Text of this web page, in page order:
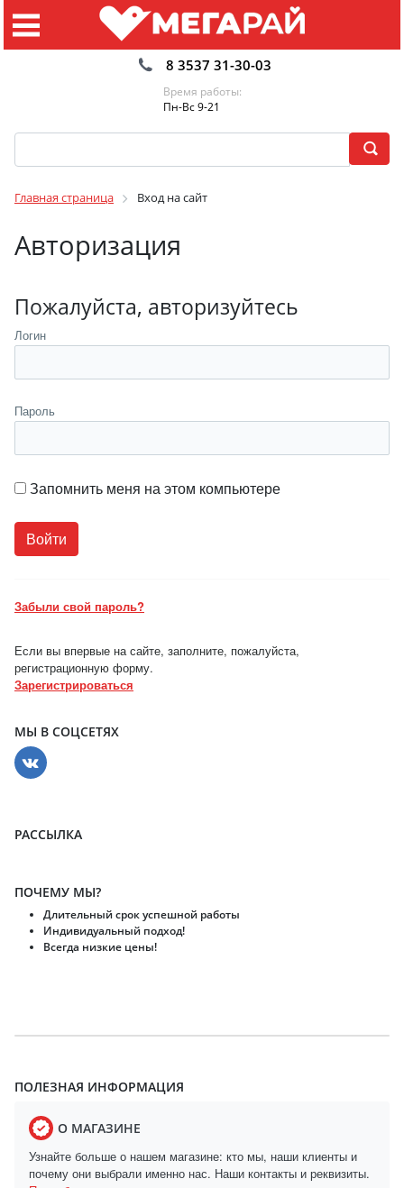
8 3537 31-30-03
Время работы:
Пн-Вс 9-21
Главная страница Вход на сайт
Авторизация
Пожалуйста, авторизуйтесь
Логин
Пароль
Запомнить меня на этом компьютере
Забыли свой пароль?
Если вы впервые на сайте, заполните, пожалуйста,
регистрационную форму.
Зарегистрироваться
МЫ В СОЦСЕТЯХ
РАССЫЛКА
ПОЧЕМУ МЫ?
Длительный срок успешной работы
Индивидуальный подход!
Всегда низкие цены!
ПОЛЕЗНАЯ ИНФОРМАЦИЯ
О МАГАЗИНЕ
Узнайте больше о нашем магазине: кто мы, наши клиенты и
почему они выбрали именно нас. Наши контакты и реквизиты.